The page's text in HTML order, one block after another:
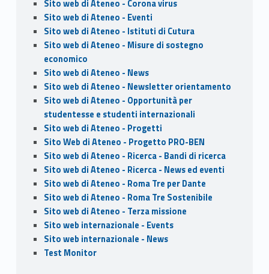
Sito web di Ateneo - Corona virus
Sito web di Ateneo - Eventi
Sito web di Ateneo - Istituti di Cutura
Sito web di Ateneo - Misure di sostegno
economico
Sito web di Ateneo - News
Sito web di Ateneo - Newsletter orientamento
Sito web di Ateneo - Opportunità per
studentesse e studenti internazionali
Sito web di Ateneo - Progetti
Sito Web di Ateneo - Progetto PRO-BEN
Sito web di Ateneo - Ricerca - Bandi di ricerca
Sito web di Ateneo - Ricerca - News ed eventi
Sito web di Ateneo - Roma Tre per Dante
Sito web di Ateneo - Roma Tre Sostenibile
Sito web di Ateneo - Terza missione
Sito web internazionale - Events
Sito web internazionale - News
Test Monitor